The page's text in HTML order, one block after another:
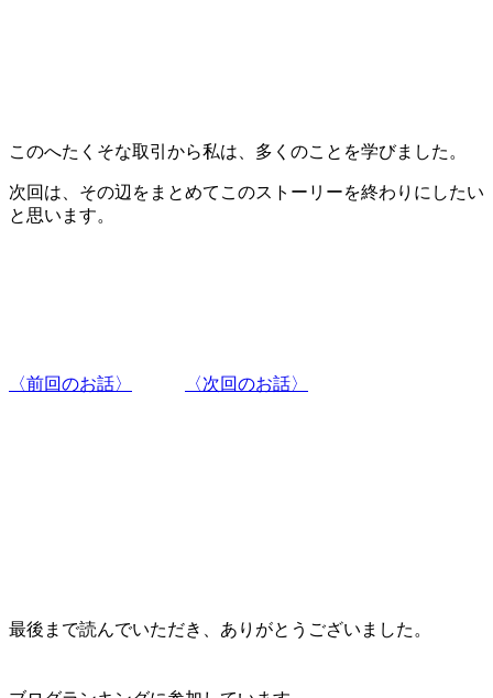
このへたくそな取引から私は、多くのことを学びました。
次回は、その辺をまとめてこのストーリーを終わりにしたい
と思います。
〈前回のお話〉 〈次回のお話〉
最後まで読んでいただき、ありがとうございました。